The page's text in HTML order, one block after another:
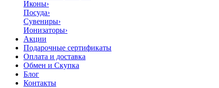
Иконы›
Посуда›
Сувениры›
Ионизаторы›
Акции
Подарочные сертификаты
Оплата и доставка
Обмен и Скупка
Блог
Контакты